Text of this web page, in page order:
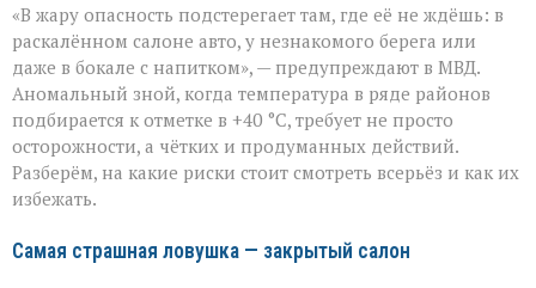
не
прощает
легкомыслия»:
МВД — о
том,
как
уберечь
себя
и
«В жару опасность подстерегает там, где её не ждёшь: в
раскалённом салоне авто, у незнакомого берега или
даже в бокале с напитком», — предупреждают в МВД.
Аномальный зной, когда температура в ряде районов
подбирается к отметке в +40 °C, требует не просто
осторожности, а чётких и продуманных действий.
Разберём, на какие риски стоит смотреть всерьёз и как их
избежать.
Самая страшная ловушка — закрытый салон